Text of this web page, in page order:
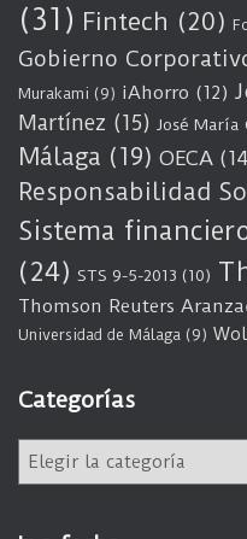
(31) Fintech (20)
Gobierno
Murakami (9) iAhorro (12)
Martínez (15) José María
Málaga (19) OECA
Responsabilidad
Sistema
(24) STS 9-5-2013 (10)
Thomson Reuters
Universidad de Málaga (9)
Categorías
e